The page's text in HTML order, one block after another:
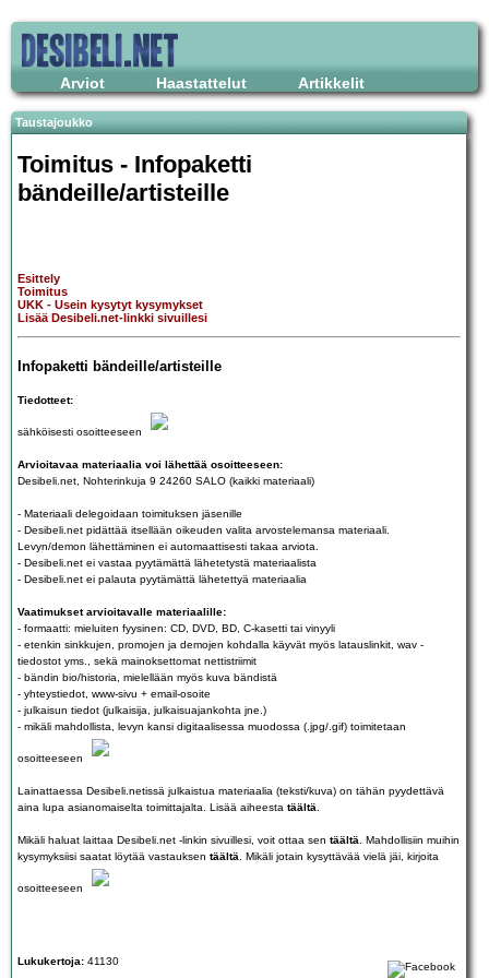
Arviot Haastattelut Artikkelit
Taustajoukko
Toimitus - Infopaketti
bändeille/artisteille
Esittely
Toimitus
UKK - Usein kysytyt kysymykset
Lisää Desibeli.net-linkki sivuillesi
Infopaketti bändeille/artisteille
Tiedotteet:
sähköisesti osoitteeseen
Arvioitavaa materiaalia voi lähettää osoitteeseen:
Desibeli.net, Nohterinkuja 9 24260 SALO (kaikki materiaali)
- Materiaali delegoidaan toimituksen jäsenille
- Desibeli.net pidättää itsellään oikeuden valita arvostelemansa materiaali.
Levyn/demon lähettäminen ei automaattisesti takaa arviota.
- Desibeli.net ei vastaa pyytämättä lähetetystä materiaalista
- Desibeli.net ei palauta pyytämättä lähetettyä materiaalia
Vaatimukset arvioitavalle materiaalille:
- formaatti: mieluiten fyysinen: CD, DVD, BD, C-kasetti tai vinyyli
- etenkin sinkkujen, promojen ja demojen kohdalla käyvät myös latauslinkit, wav -
tiedostot yms., sekä mainoksettomat nettistriimit
- bändin bio/historia, mielellään myös kuva bändistä
- yhteystiedot, www-sivu + email-osoite
- julkaisun tiedot (julkaisija, julkaisuajankohta jne.)
- mikäli mahdollista, levyn kansi digitaalisessa muodossa (.jpg/.gif) toimitetaan
osoitteeseen
Lainattaessa Desibeli.netissä julkaistua materiaalia (teksti/kuva) on tähän pyydettävä
aina lupa asianomaiselta toimittajalta. Lisää aiheesta täältä
Mikäli haluat laittaa Desibeli.net -linkin sivuillesi, voit ottaa sen täältä . Mahdollisiin muihin
kysymyksiisi saatat löytää vastauksen täältä . Mikäli jotain kysyttävää vielä jäi, kirjoita
osoitteeseen
Lukukertoja: 41130